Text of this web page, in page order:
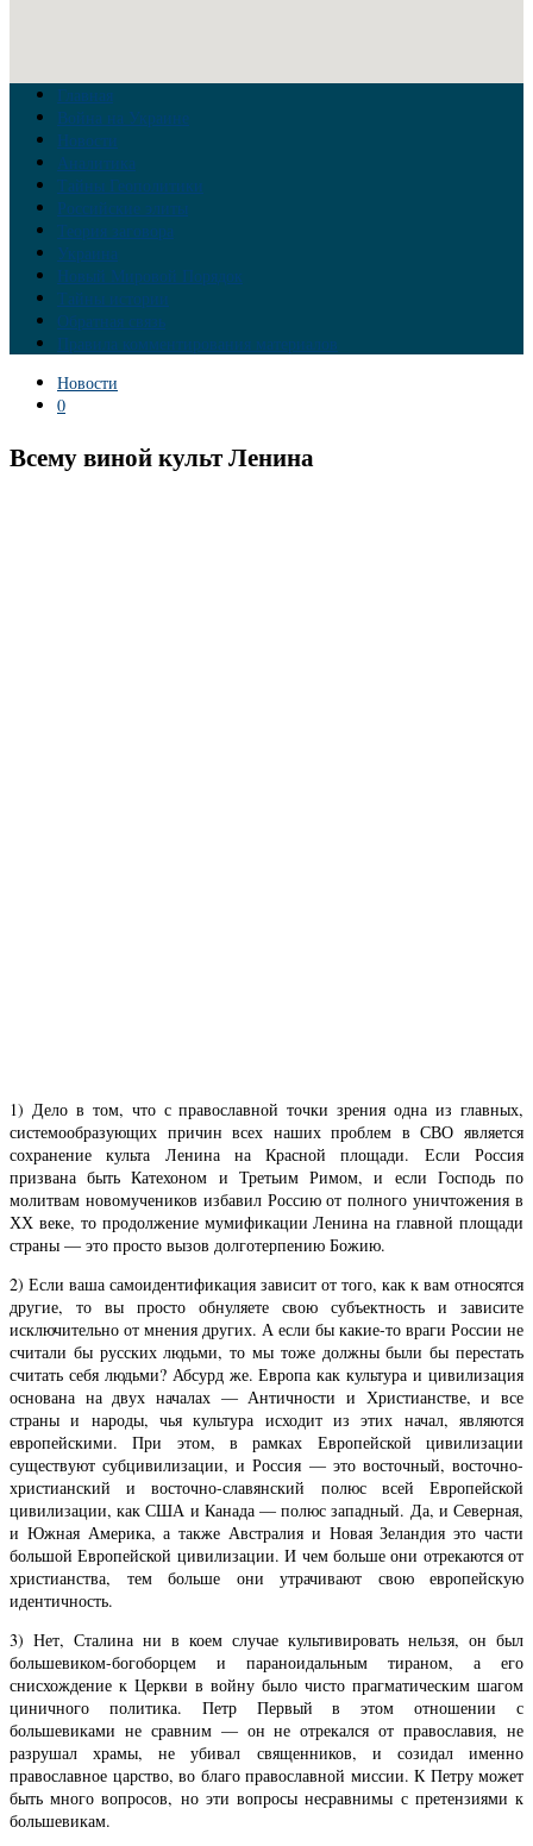
Главная
Война на Украине
Новости
Аналитика
Тайны Геополитики
Российские элиты
Теория заговора
Украина
Новый Мировой Порядок
Тайны истории
Обратная связь
Правила комментирования материалов
Новости
0
Всему виной культ Ленина
1) Дело в том, что с православной точки зрения одна из главных,
системообразующих причин всех наших проблем в СВО является
сохранение культа Ленина на Красной площади. Если Россия
призвана быть Катехоном и Третьим Римом, и если Господь по
молитвам новомучеников избавил Россию от полного уничтожения в
ХХ веке, то продолжение мумификации Ленина на главной площади
страны — это просто вызов долготерпению Божию.
2) Если ваша самоидентификация зависит от того, как к вам относятся
другие, то вы просто обнуляете свою субъектность и зависите
исключительно от мнения других. А если бы какие-то враги России не
считали бы русских людьми, то мы тоже должны были бы перестать
считать себя людьми? Абсурд же. Европа как культура и цивилизация
основана на двух началах — Античности и Христианстве, и все
страны и народы, чья культура исходит из этих начал, являются
европейскими. При этом, в рамках Европейской цивилизации
существуют субцивилизации, и Россия — это восточный, восточно-
христианский и восточно-славянский полюс всей Европейской
цивилизации, как США и Канада — полюс западный. Да, и Северная,
и Южная Америка, а также Австралия и Новая Зеландия это части
большой Европейской цивилизации. И чем больше они отрекаются от
христианства, тем больше они утрачивают свою европейскую
идентичность.
3) Нет, Сталина ни в коем случае культивировать нельзя, он был
большевиком-богоборцем и параноидальным тираном, а его
снисхождение к Церкви в войну было чисто прагматическим шагом
циничного политика. Петр Первый в этом отношении с
большевиками не сравним — он не отрекался от православия, не
разрушал храмы, не убивал священников, и созидал именно
православное царство, во благо православной миссии. К Петру может
быть много вопросов, но эти вопросы несравнимы с претензиями к
большевикам.